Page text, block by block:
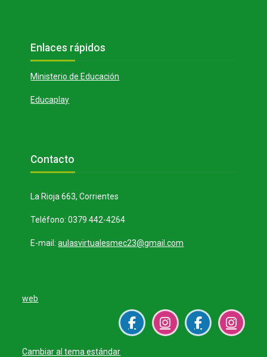
Bloques
Enlaces rápidos
Ministerio de Educación
Educaplay
Bloques
Contacto
La Rioja 663, Corrientes
Teléfono: 0379 442-4264
E-mail:aulasvirtualesmec23@gmail.com
web
Cambiar al tema estándar